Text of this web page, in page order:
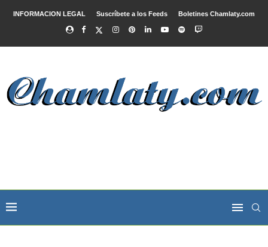
INFORMACION LEGAL Suscríbete a los Feeds Boletines Chamlaty.com